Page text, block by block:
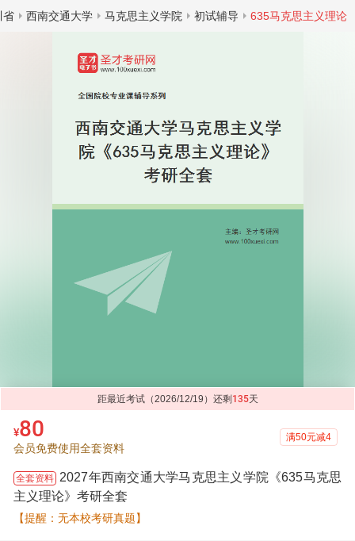
省 西南交通大学 马克思主义学院 初试辅导 635马克思主义理论
距最近考试（2026/12/19）还剩 135天
¥80
会员免费使用全套资料
满50元减4
全套资料 2027年西南交通大学马克思主义学院《635马克思
主义理论》考研全套
【提醒：无本校考研真题】